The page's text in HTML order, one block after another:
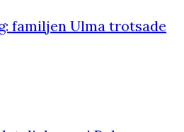
familjen Ulma trotsade